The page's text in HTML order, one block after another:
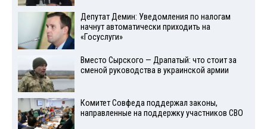
Депутат Демин: Уведомления по налогам
начнут автоматически приходить на
«Госуслуги»
Вместо Сырского — Драпатый: что стоит за
сменой руководства в украинской армии
Комитет Совфеда поддержал законы,
направленные на поддержку участников СВО